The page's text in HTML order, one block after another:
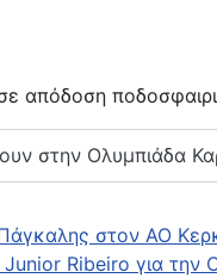
απόδοση
στην Ολυμπιάδα
στον ΑΟ
Junior Ribeiro για